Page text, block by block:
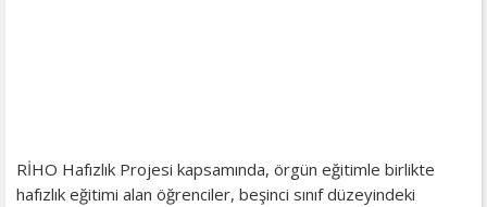
RİHO Hafızlık Projesi kapsamında, örgün eğitimle birlikte
hafızlık eğitimi alan öğrenciler, beşinci sınıf düzeyindeki